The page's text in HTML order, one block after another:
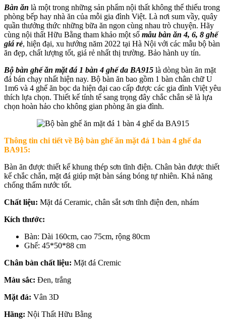
Bàn ăn là một trong những sản phẩm nội thất không thể thiếu trong
phòng bếp hay nhà ăn của mỗi gia đình Việt. Là nơi sum vầy, quây
quần thưởng thức những bữa ăn ngon cùng nhau trò chuyện. Hãy
cùng nội thất Hữu Bằng tham khảo một số mẫu bàn ăn 4, 6, 8 ghế
giá rẻ, hiện đại, xu hướng năm 2022 tại Hà Nội với các mẫu bộ bàn
ăn đẹp, chất lượng tốt, giá rẻ nhất thị trường. Bảo hành uy tín.
Bộ bàn ghế ăn mặt đá 1 bàn 4 ghế da BA915 là dòng bàn ăn mặt
đá bán chạy nhất hiện nay. Bộ bàn ăn bao gồm 1 bàn chân chữ U
1m6 và 4 ghế ăn bọc da hiện đại cao cấp được các gia đình Việt yêu
thích lựa chọn. Thiết kế tính tế sang trọng đây chắc chắn sẽ là lựa
chọn hoàn hảo cho không gian phòng ăn gia đình.
Thông tin chi tiết về Bộ bàn ghế ăn mặt đá 1 bàn 4 ghế da
BA915:
Bàn ăn được thiết kế khung thép sơn tĩnh điện. Chân bàn được thiết
kế chắc chắn, mặt đá giúp mặt bàn sáng bóng tự nhiên. Khả năng
chống thấm nước tốt.
Chất liệu: Mặt đá Ceramic, chân sắt sơn tĩnh điện đen, nhám
Kích thước:
Bàn: Dài 160cm, cao 75cm, rộng 80cm
Ghế: 45*50*88 cm
Chân bàn chất liệu: Mặt đá Cremic
Màu sắc: Đen, trắng
Mặt đá: Vân 3D
Hãng: Nội Thất Hữu Bằng